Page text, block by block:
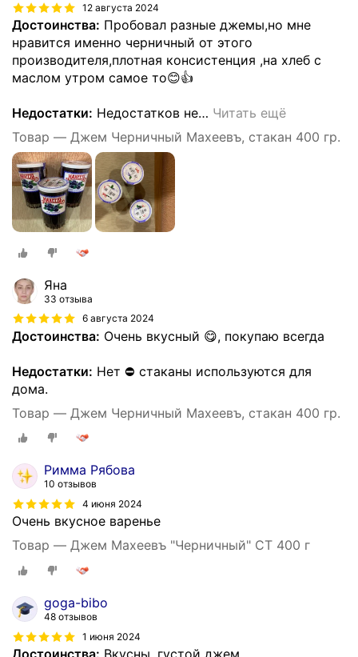
12 августа 2024
Достоинства: Пробовал разные джемы,но мне
нравится именно черничный от этого
производителя,плотная консистенция ,на хлеб с
маслом утром самое то😊👍
Недостатки: Недостатков не… Читать ещё
Товар — Джем Черничный Махеевъ, стакан 400 гр.
Яна
33 отзыва
6 августа 2024
Достоинства: Очень вкусный 😋, покупаю всегда
Недостатки: Нет ⛔ стаканы используются для
дома.
Товар — Джем Черничный Махеевъ, стакан 400 гр.
Римма Рябова
10 отзывов
4 июня 2024
Очень вкусное варенье
Товар — Джем Махеевъ "Черничный" СТ 400 г
goga-bibo
48 отзывов
1 июня 2024
Достоинства: Вкусны, густой джем.